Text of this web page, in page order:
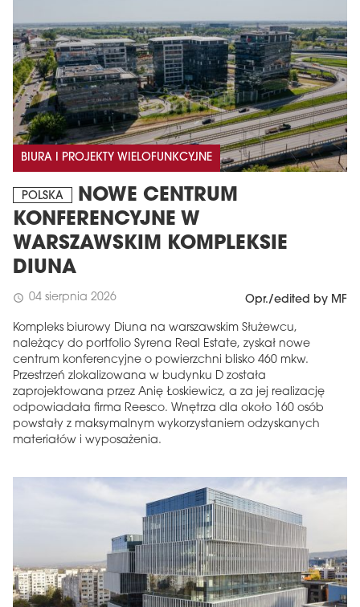
BIURA I PROJEKTY WIELOFUNKCYJNE
POLSKA
NOWE CENTRUM
KONFERENCYJNE W
WARSZAWSKIM KOMPLEKSIE
DIUNA
schedule 04 sierpnia 2026 Opr./edited by MF
Kompleks biurowy Diuna na warszawskim Służewcu,
należący do portfolio Syrena Real Estate, zyskał nowe
centrum konferencyjne o powierzchni blisko 460 mkw.
Przestrzeń zlokalizowana w budynku D została
zaprojektowana przez Anię Łoskiewicz, a za jej realizację
odpowiadała firma Reesco. Wnętrza dla około 160 osób
powstały z maksymalnym wykorzystaniem odzyskanych
materiałów i wyposażenia.